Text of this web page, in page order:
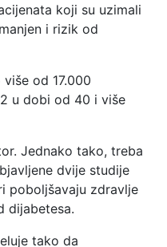
koji su uzimali
i rizik od
od 17.000
u dobi od 40 i više
Jednako tako, treba
dvije studije
poboljšavaju zdravlje
dijabetesa.
tako da